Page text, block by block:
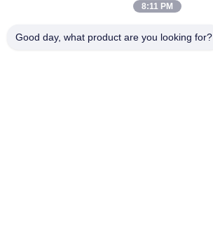
8:11 PM
Good day, what product are you looking for?